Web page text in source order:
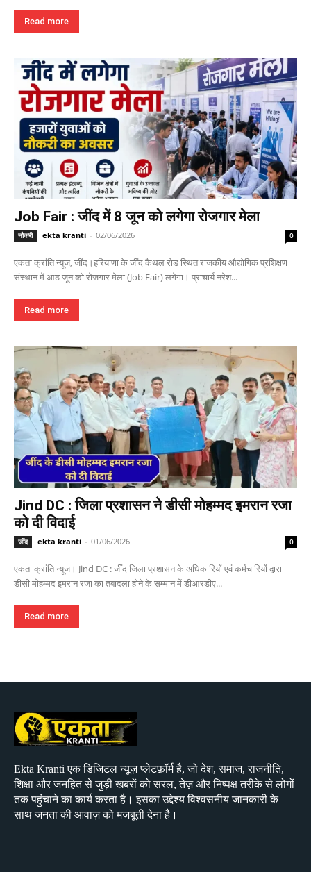
Read more
Job Fair : जींद में 8 जून को लगेगा रोजगार मेला
नौकरी ekta kranti - 02/06/2026 0
एकता क्रांति न्यूज, जींद।हरियाणा के जींद कैथल रोड स्थित राजकीय औद्योगिक प्रशिक्षण
संस्थान में आठ जून को रोजगार मेला (Job Fair) लगेगा। प्राचार्य नरेश...
Read more
Jind DC : जिला प्रशासन ने डीसी मोहम्मद इमरान रजा
को दी विदाई
जींद ekta kranti - 01/06/2026 0
एकता क्रांति न्यूज। Jind DC : जींद जिला प्रशासन के अधिकारियों एवं कर्मचारियों द्वारा
डीसी मोहम्मद इमरान रजा का तबादला होने के सम्मान में डीआरडीए...
Read more
Ekta Kranti एक डिजिटल न्यूज़ प्लेटफ़ॉर्म है, जो देश, समाज, राजनीति,
शिक्षा और जनहित से जुड़ी खबरों को सरल, तेज़ और निष्पक्ष तरीके से लोगों
तक पहुंचाने का कार्य करता है। इसका उद्देश्य विश्वसनीय जानकारी के
साथ जनता की आवाज़ को मजबूती देना है।